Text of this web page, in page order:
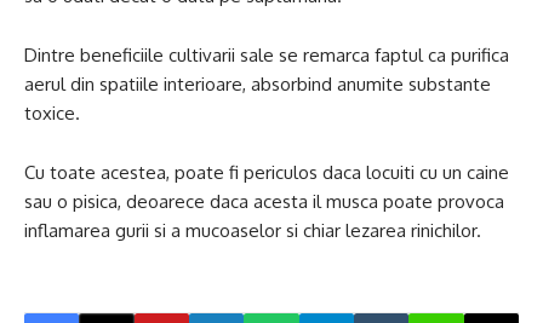
Dintre beneficiile cultivarii sale se remarca faptul ca purifica
aerul din spatiile interioare, absorbind anumite substante
toxice.
Cu toate acestea, poate fi periculos daca locuiti cu un caine
sau o pisica, deoarece daca acesta il musca poate provoca
inflamarea gurii si a mucoaselor si chiar lezarea rinichilor.